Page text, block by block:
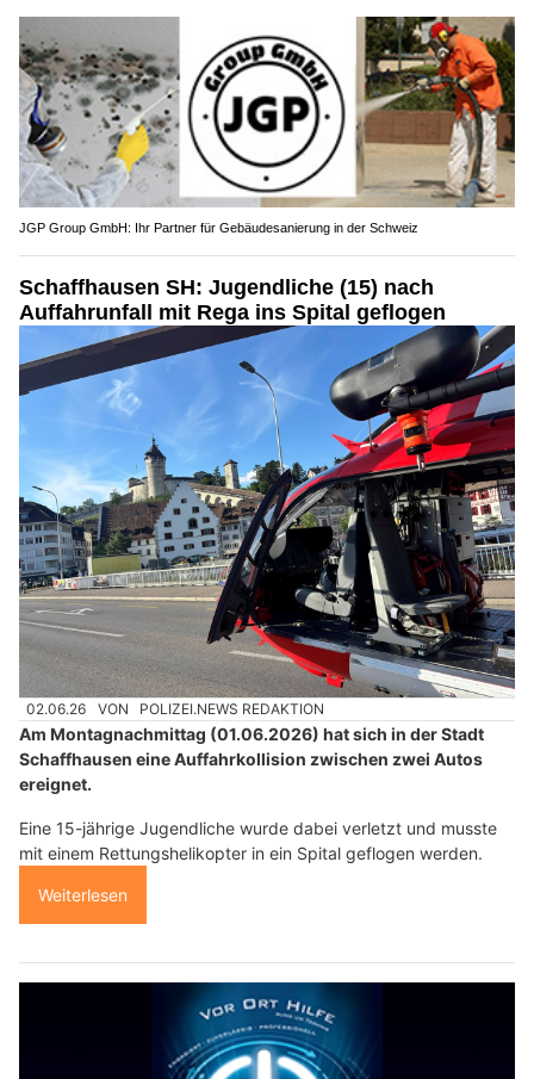
JGP Group GmbH: Ihr Partner für Gebäudesanierung in der Schweiz
Schaffhausen SH: Jugendliche (15) nach
Auffahrunfall mit Rega ins Spital geflogen
02.06.26 VON POLIZEI.NEWS REDAKTION
Am Montagnachmittag (01.06.2026) hat sich in der Stadt
Schaffhausen eine Auffahrkollision zwischen zwei Autos
ereignet.
Eine 15-jährige Jugendliche wurde dabei verletzt und musste
mit einem Rettungshelikopter in ein Spital geflogen werden.
Weiterlesen